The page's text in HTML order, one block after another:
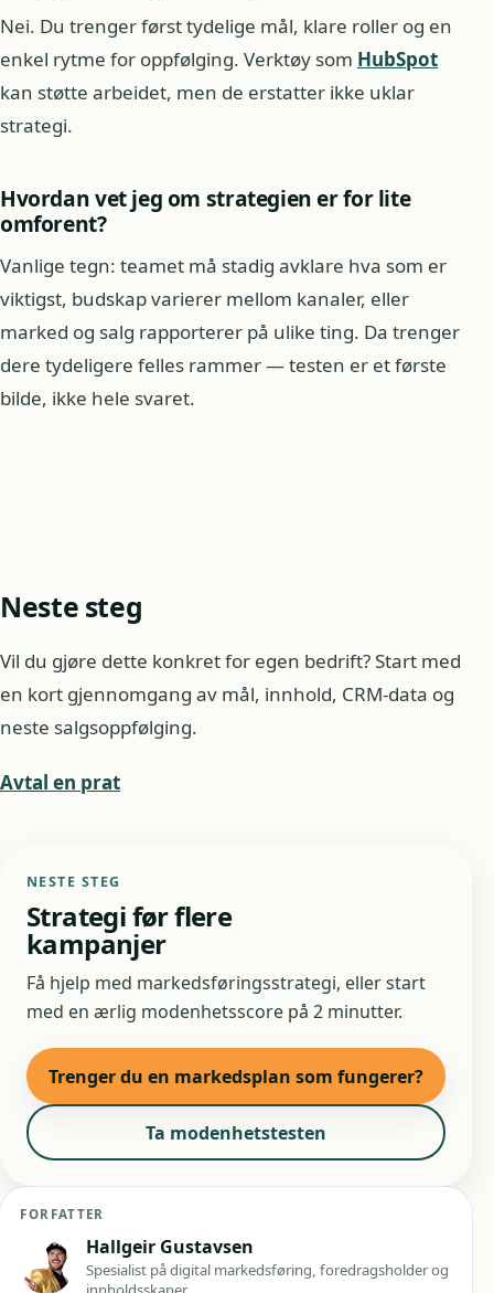
Nei. Du trenger først tydelige mål, klare roller og en
enkel rytme for oppfølging. Verktøy som HubSpot
kan støtte arbeidet, men de erstatter ikke uklar
strategi.
Hvordan vet jeg om strategien er for lite
omforent?
Vanlige tegn: teamet må stadig avklare hva som er
viktigst, budskap varierer mellom kanaler, eller
marked og salg rapporterer på ulike ting. Da trenger
dere tydeligere felles rammer — testen er et første
bilde, ikke hele svaret.
Neste steg
Vil du gjøre dette konkret for egen bedrift? Start med
en kort gjennomgang av mål, innhold, CRM-data og
neste salgsoppfølging.
Avtal en prat
NESTE STEG
Strategi før flere
kampanjer
Få hjelp med markedsføringsstrategi, eller start
med en ærlig modenhetsscore på 2 minutter.
Trenger du en markedsplan som fungerer?
Ta modenhetstesten
FORFATTER
Hallgeir Gustavsen
Spesialist på digital markedsføring, foredragsholder og